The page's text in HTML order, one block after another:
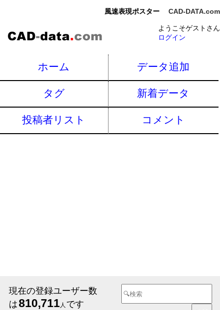
風速表現ポスター CAD-DATA.com
ようこそゲストさん
ログイン
ホーム データ追加
タグ 新着データ
投稿者リスト コメント
現在の登録ユーザー数
は810,711人 です